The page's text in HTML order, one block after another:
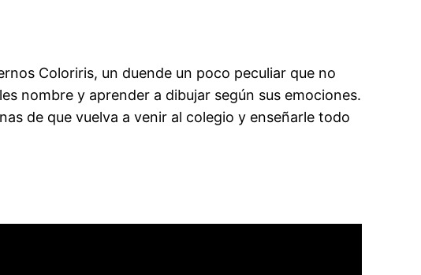
Coloriris, un duende un poco peculiar que no
nombre y aprender a dibujar según sus emociones.
de que vuelva a venir al colegio y enseñarle todo